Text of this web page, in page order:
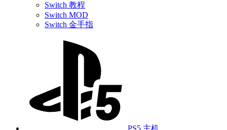
Switch 教程
Switch MOD
Switch 金手指